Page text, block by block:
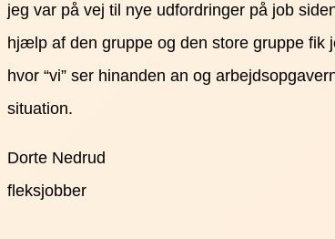
jeg var på vej til nye udfordringer på job
hjælp af den gruppe og den store gruppe fik
hvor “vi” ser hinanden an og
situation.
Dorte Nedrud
fleksjobber